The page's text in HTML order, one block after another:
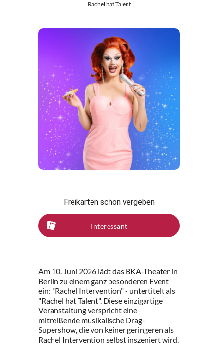
Rachel hat Talent
Freikarten schon vergeben
Interessant
Am 10. Juni 2026 lädt das BKA-Theater in
Berlin zu einem ganz besonderen Event
ein: "Rachel Intervention" - untertitelt als
"Rachel hat Talent". Diese einzigartige
Veranstaltung verspricht eine
mitreißende musikalische Drag-
Supershow, die von keiner geringeren als
Rachel Intervention selbst inszeniert wird.